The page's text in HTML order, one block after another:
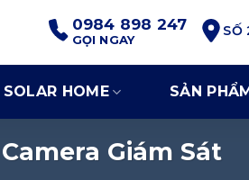
0984 898 247
GỌI NGAY
SỐ
HOME SẢN
Giám Sát